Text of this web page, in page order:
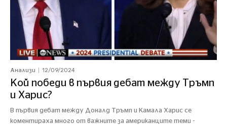
Анализи 12/09/2024
Кой победи в първия дебат между Тръмп
и Харис?
В първия дебат между Доналд Тръмп и Камала Харис се
коментираха много от важните за американците теми -